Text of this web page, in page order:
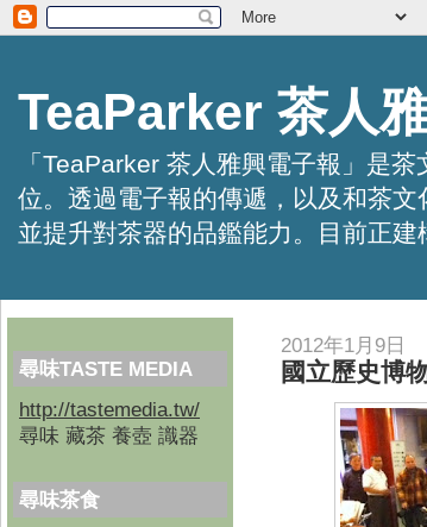
TeaParker 茶人
「TeaParker 茶人雅興電子報」是
位。透過電子報的傳遞，以及和茶
並提升對茶器的品鑑能力。目前正
尋味TASTE MEDIA
http://tastemedia.tw/
尋味 藏茶 養壺 識器
尋味茶食
2012年1月9日
國立歷史博